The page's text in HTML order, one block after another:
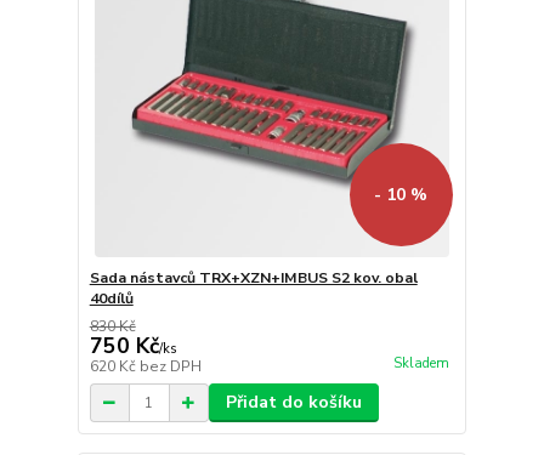
- 10 %
Sada nástavců TRX+XZN+IMBUS S2 kov. obal
40dílů
830 Kč
750 Kč/ks
620 Kč bez DPH Skladem
Přidat do košíku